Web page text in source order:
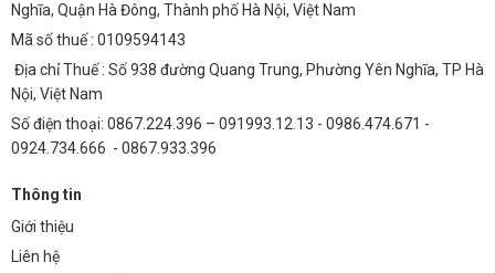
Nghĩa, Quận Hà Đông, Thành phố Hà Nội, Việt Nam
Mã số thuế : 0109594143
Địa chỉ Thuế : Số 938 đường Quang Trung, Phường Yên Nghĩa, TP Hà
Nội, Việt Nam
Số điện thoại: 0867.224.396 – 091993.12.13 - 0986.474.671 -
0924.734.666 - 0867.933.396
Thông tin
Giới thiệu
Liên hệ